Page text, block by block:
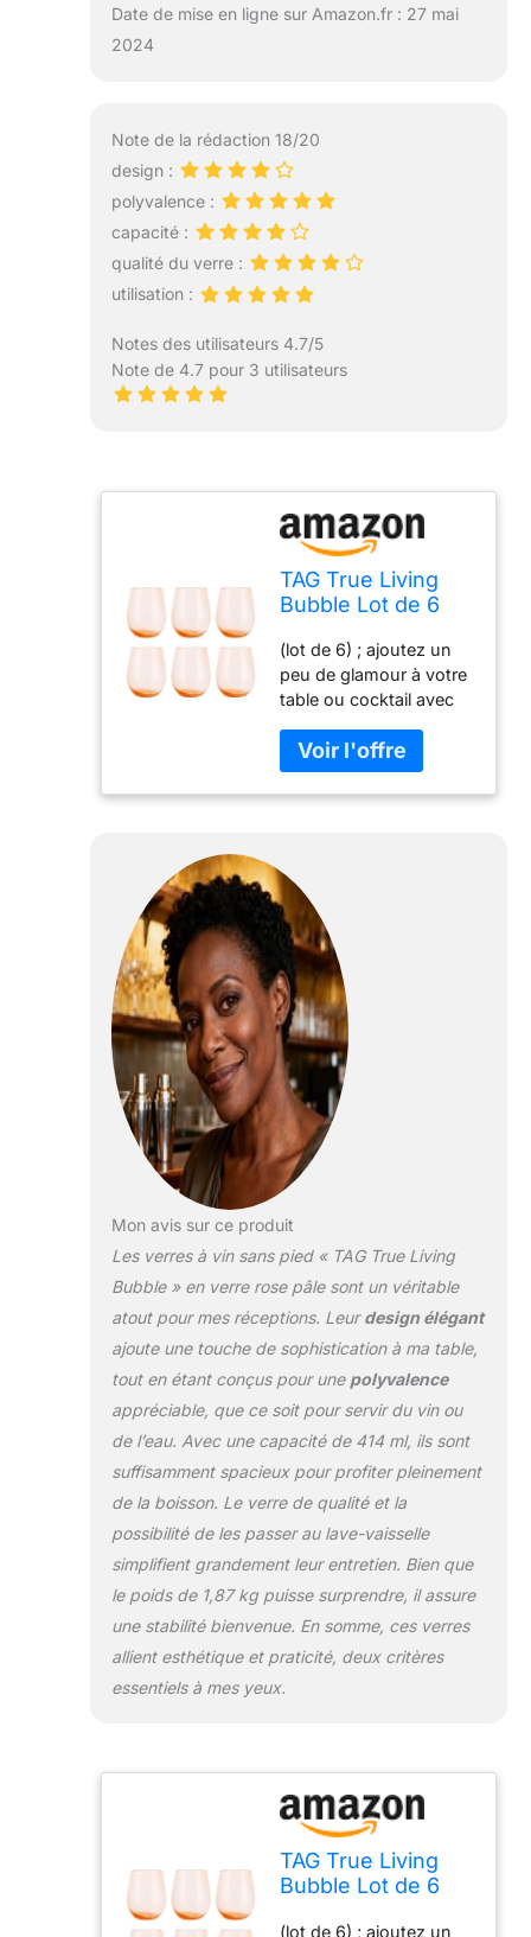
Date de mise en ligne sur Amazon.fr : 27 mai
2024
Note de la rédaction 18/20
design :
polyvalence :
capacité :
qualité du verre :
utilisation :
Notes des utilisateurs 4.7/5
Note de 4.7 pour 3 utilisateurs
TAG True Living
Bubble Lot de 6
pied en verre
Rose pâle 414 ml
(lot de 6) ; ajoutez un
peu de glamour à votre
table ou cocktail avec
à vin sans pied rose
poudré ; conçus avec
des centaines de bulles
effets optiques
Fabriqué à la main à
partir d'un matériau en
verre de qualité ; passe
au lave-vaisselle dans
le panier Mesure
environ 10,9 x 9,5 x 9,5
cm et peut contenir
jusqu'à 400 ml de votre
vin préféré Parfait pour
servir du vin pour un
divertissement
décontracté ; un
excellent cadeau pour
cette femme coquine
dans votre vie Livré
dans un emballage de
protection ; prêt à offrir
facilement pour un
anniversaire, Noël, une
pendaison de
célébrations
Mon avis sur ce produit
Les verres à vin sans pied « TAG True Living
Bubble » en verre rose pâle sont un véritable
atout pour mes réceptions. Leurdesign élégant
ajoute une touche de sophistication à ma table,
tout en étant conçus pour une polyvalence
appréciable, que ce soit pour servir du vin ou
de l’eau. Avec une capacité de 414 ml, ils sont
suffisamment spacieux pour profiter pleinement
de la boisson. Le verre de qualité et la
possibilité de les passer au lave-vaisselle
simplifient grandement leur entretien. Bien que
le poids de 1,87 kg puisse surprendre, il assure
une stabilité bienvenue. En somme, ces verres
allient esthétique et praticité, deux critères
essentiels à mes yeux.
TAG True Living
Bubble Lot de 6
(lot de 6) ; ajoutez un